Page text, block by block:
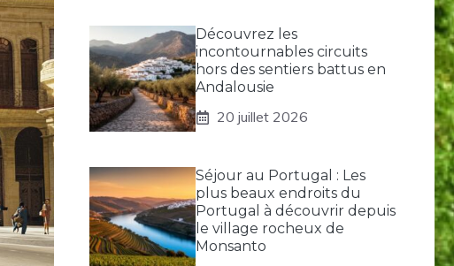
Découvrez les
incontournables circuits
hors des sentiers battus en
Andalousie
20 juillet 2026
Séjour au Portugal : Les
plus beaux endroits du
Portugal à découvrir depuis
le village rocheux de
Monsanto